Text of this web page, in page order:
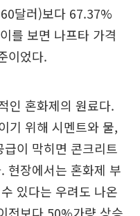
달러)보다 67.37%
를 보면 나프타 가격
이었다.
인 혼화제의 원료다.
기 위해 시멘트와 물,
이 막히면 콘크리트
현장에서는 혼화제 부
있다는 우려도 나온